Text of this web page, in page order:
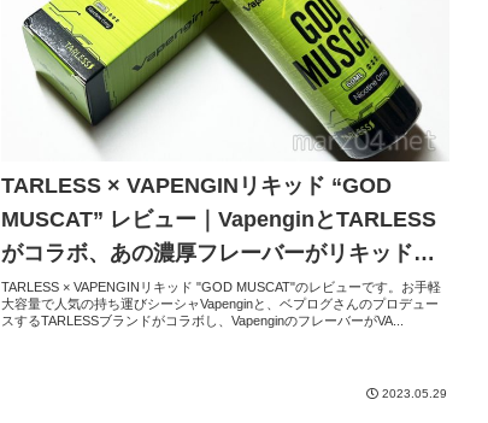
TARLESS × VAPENGINリキッド “GOD
MUSCAT” レビュー｜VapenginとTARLESS
がコラボ、あの濃厚フレーバーがリキッドに
なりました
TARLESS × VAPENGINリキッド "GOD MUSCAT"のレビューです。お手軽
大容量で人気の持ち運びシーシャVapenginと、ベプログさんのプロデュー
スするTARLESSブランドがコラボし、VapenginのフレーバーがVA...
2023.05.29